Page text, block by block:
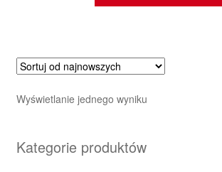
Wyświetlanie jednego wyniku
Kategorie produktów